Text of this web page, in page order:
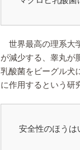
世界最高の理系大
が減少する、睾丸が
乳酸菌をビーグル犬
に作用するという研
安全性のほうは